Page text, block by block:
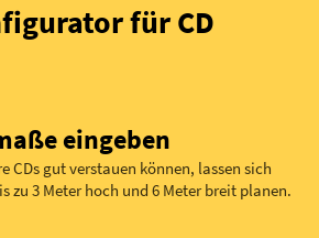
für CD
eingeben
CDs gut verstauen können, lassen sich
zu 3 Meter hoch und 6 Meter breit planen.